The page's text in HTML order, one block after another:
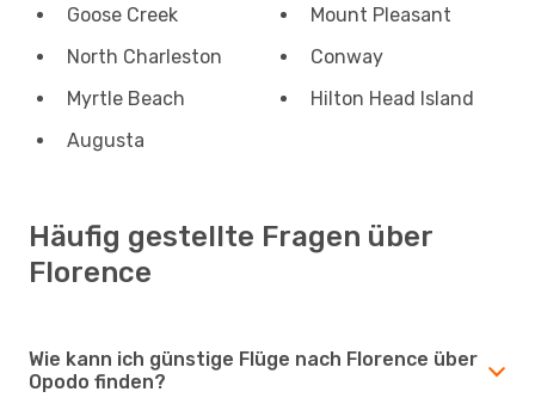
Goose Creek
Mount Pleasant
North Charleston
Conway
Myrtle Beach
Hilton Head Island
Augusta
Häufig gestellte Fragen über
Florence
Wie kann ich günstige Flüge nach Florence über
Opodo finden?